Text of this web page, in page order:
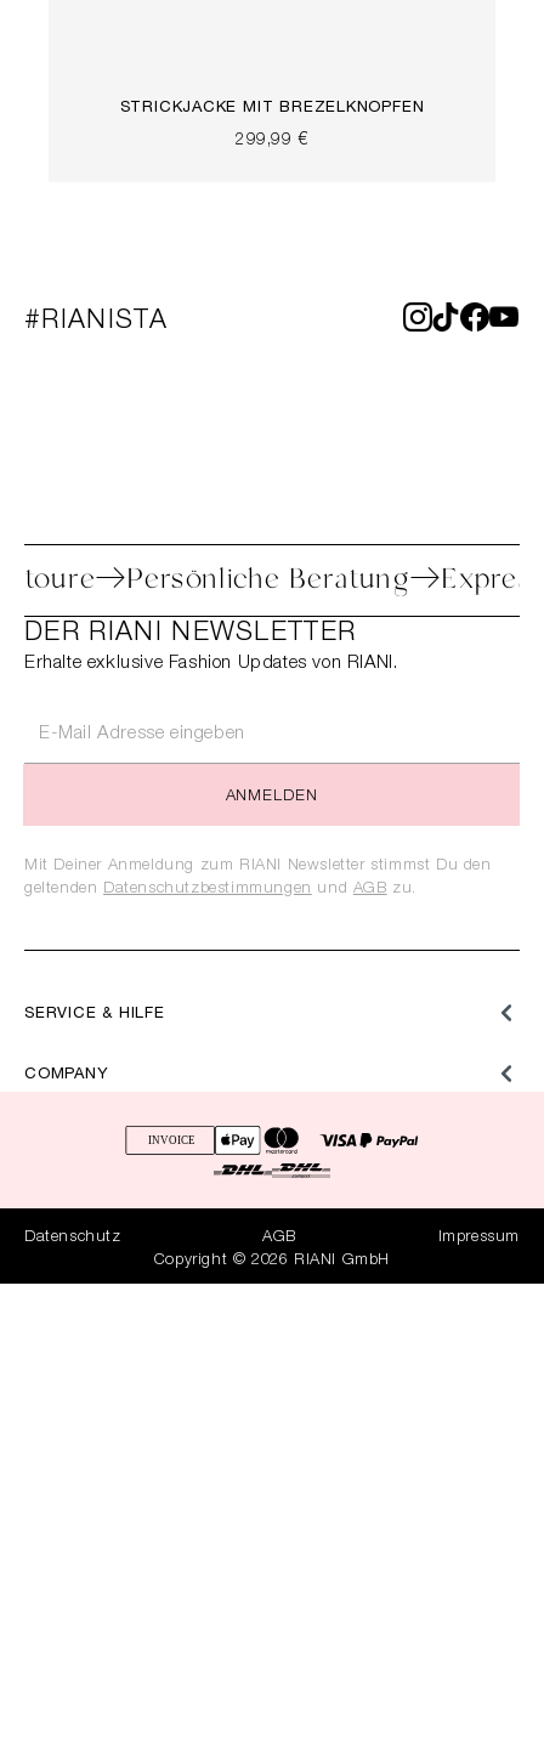
STRICKJACKE MIT BREZELKNÖPFEN
299,99 €
#RIANISTA
Retoure Persönliche Beratung
SERVICE & HILFE
COMPANY
DER RIANI NEWSLETTER
Erhalte exklusive Fashion Updates von RIANI.
ANMELDEN
Mit Deiner Anmeldung zum RIANI Newsletter stimmst Du den
geltenden Datenschutzbestimmungen und AGB zu.
Datenschutz AGB
Impressum
Copyright © 2026 RIANI GmbH